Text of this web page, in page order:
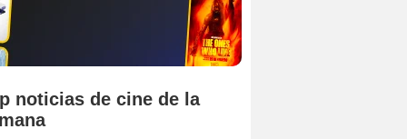
noticias de cine de la